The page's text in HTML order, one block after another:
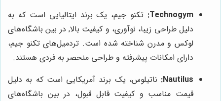
Technogym: تکنو جیم، یک برند ایتالیایی است که به
دلیل طراحی زیبا، نوآوری، و کیفیت بالا, در بین باشگاه‌های
لوکس و مدرن شناخته شده است. تردمیل‌های تکنو جیم،
دارای امکانات پیشرفته و طراحی منحصر به فردی هستند.
Nautilus: ناتیلوس، یک برند آمریکایی است که به دلیل
قیمت مناسب و کیفیت قابل قبول، در بین باشگاه‌های